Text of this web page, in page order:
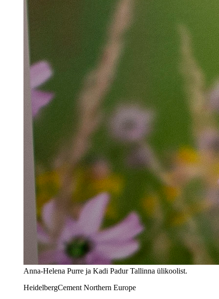
Anna-Helena Purre ja Kadi Padur Tallinna ülikoolist.
HeidelbergCement Northern Europe